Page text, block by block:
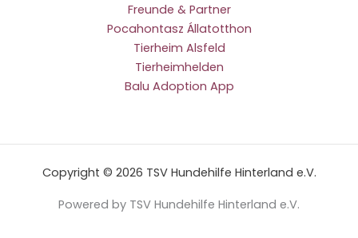
Freunde & Partner
Pocahontasz Állatotthon
Tierheim Alsfeld
Tierheimhelden
Balu Adoption App
Copyright © 2026 TSV Hundehilfe Hinterland e.V.
Powered by TSV Hundehilfe Hinterland e.V.